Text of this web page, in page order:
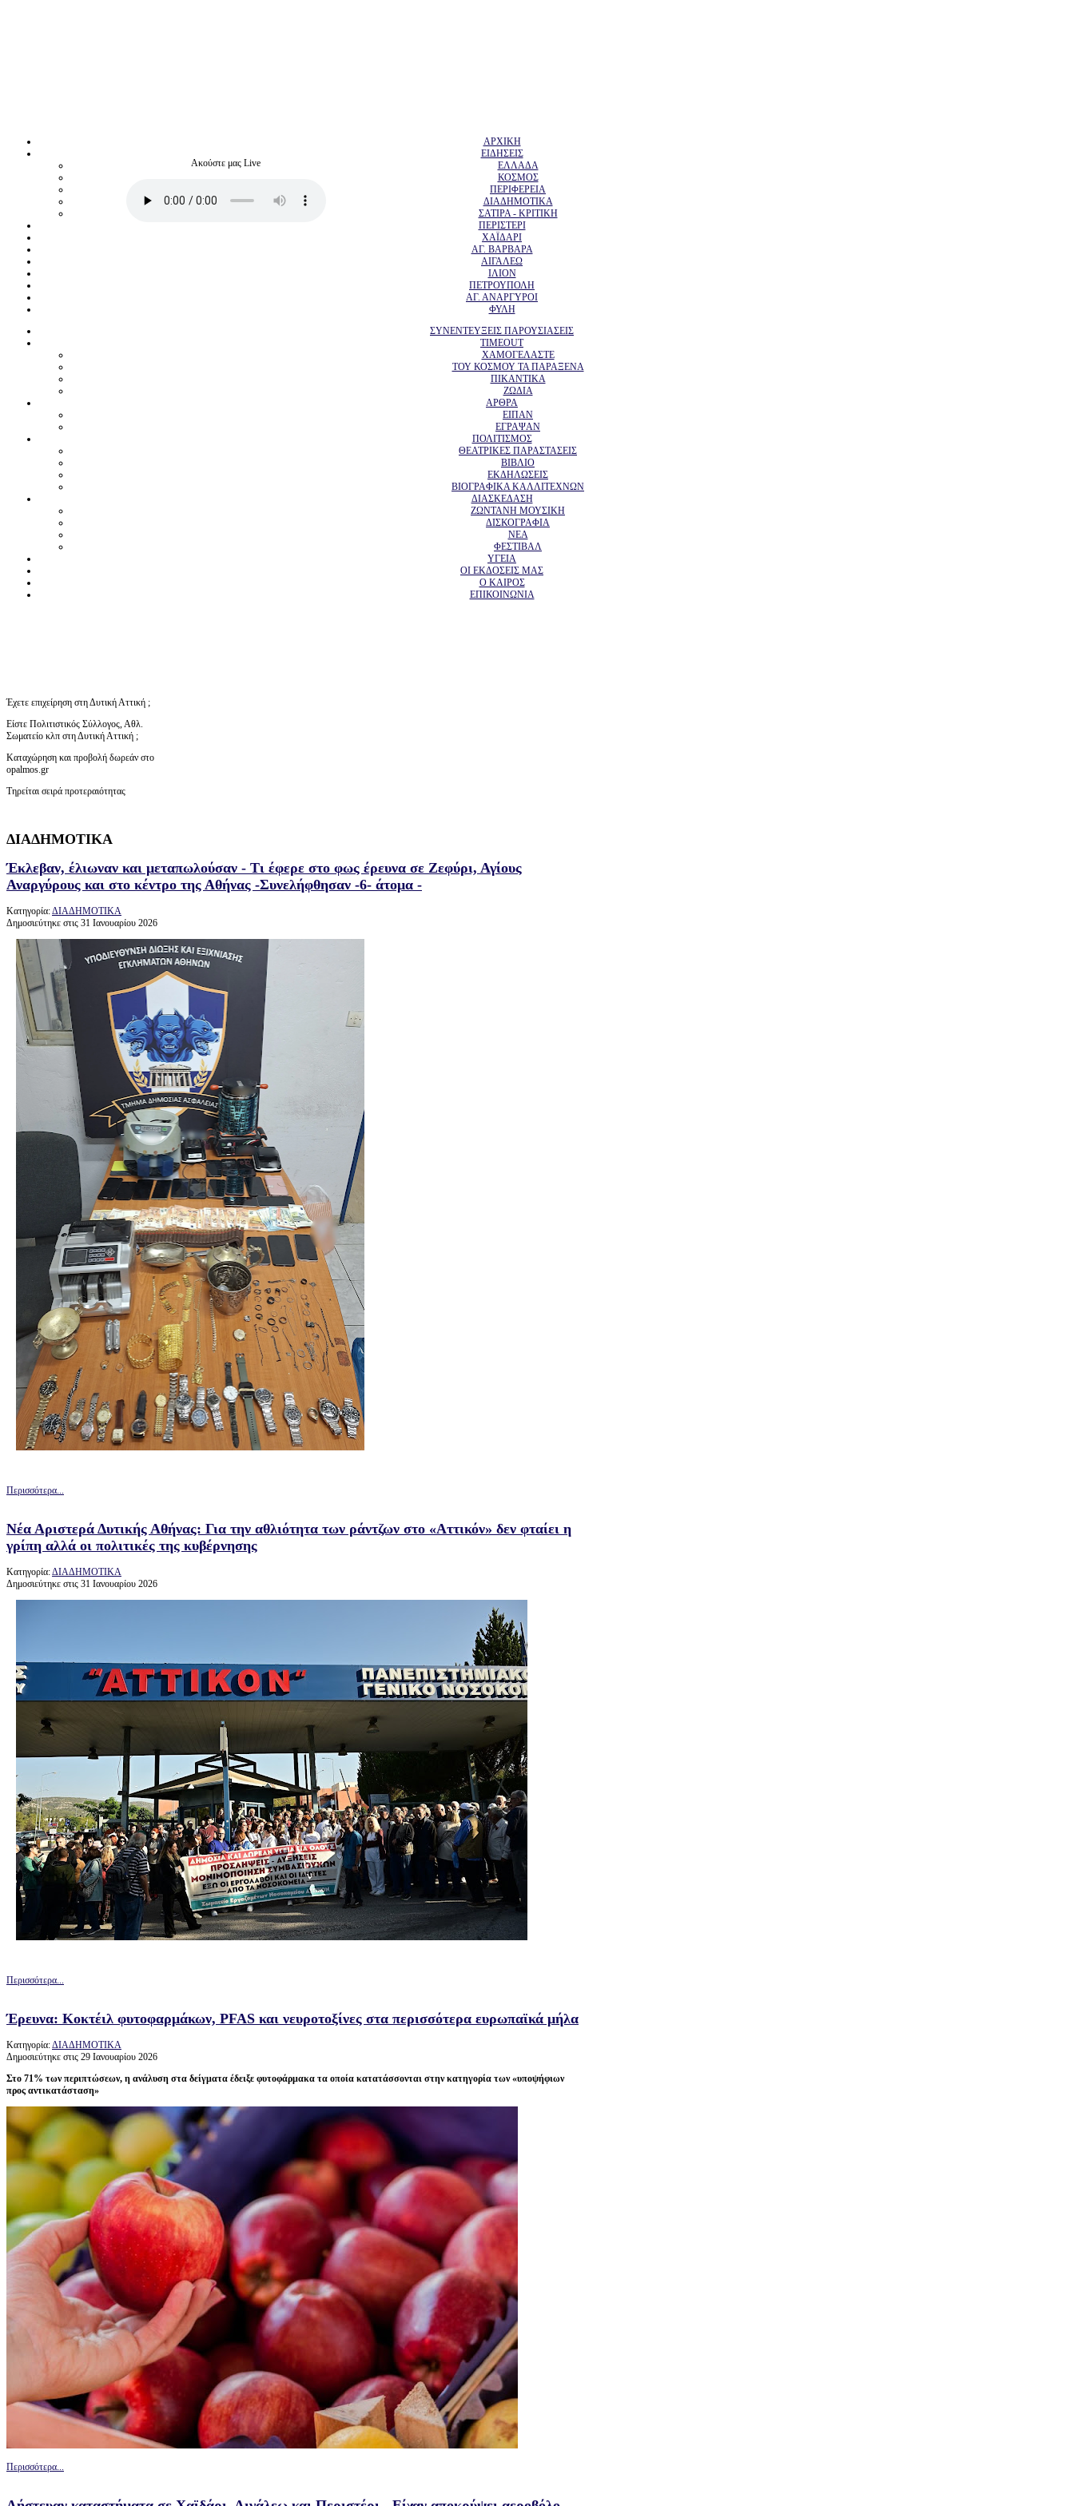
Ακούστε μας Live
ΑΡΧΙΚΗ
ΕΙΔΗΣΕΙΣ
ΕΛΛΑΔΑ
ΚΟΣΜΟΣ
ΠΕΡΙΦΕΡΕΙΑ
ΔΙΑΔΗΜΟΤΙΚΑ
ΣΑΤΙΡΑ - ΚΡΙΤΙΚΗ
ΠΕΡΙΣΤΕΡΙ
ΧΑΪΔΑΡΙ
ΑΓ. ΒΑΡΒΑΡΑ
ΑΙΓΑΛΕΩ
ΙΛΙΟΝ
ΠΕΤΡΟΥΠΟΛΗ
ΑΓ. ΑΝΑΡΓΥΡΟΙ
ΦΥΛΗ
ΣΥΝΕΝΤΕΥΞΕΙΣ ΠΑΡΟΥΣΙΑΣΕΙΣ
TIMEOUT
ΧΑΜΟΓΕΛΑΣΤΕ
ΤΟΥ ΚΟΣΜΟΥ ΤΑ ΠΑΡΑΞΕΝΑ
ΠΙΚΑΝΤΙΚΑ
ΖΩΔΙΑ
ΑΡΘΡΑ
ΕΙΠΑΝ
ΕΓΡΑΨΑΝ
ΠΟΛΙΤΙΣΜΟΣ
ΘΕΑΤΡΙΚΕΣ ΠΑΡΑΣΤΑΣΕΙΣ
ΒΙΒΛΙΟ
ΕΚΔΗΛΩΣΕΙΣ
ΒΙΟΓΡΑΦΙΚΑ ΚΑΛΛΙΤΕΧΝΩΝ
ΔΙΑΣΚΕΔΑΣΗ
ΖΩΝΤΑΝΗ ΜΟΥΣΙΚΗ
ΔΙΣΚΟΓΡΑΦΙΑ
ΝΕΑ
ΦΕΣΤΙΒΑΛ
ΥΓΕΙΑ
ΟΙ ΕΚΔΟΣΕΙΣ ΜΑΣ
Ο ΚΑΙΡΟΣ
ΕΠΙΚΟΙΝΩΝΙΑ
Έχετε επιχείρηση στη Δυτική Αττική ;
Είστε Πολιτιστικός Σύλλογος, Αθλ.
Σωματείο κλπ στη Δυτική Αττική ;
Καταχώρηση και προβολή δωρεάν στο
opalmos.gr
Τηρείται σειρά προτεραιότητας
ΔΙΑΔΗΜΟΤΙΚΑ
Έκλεβαν, έλιωναν και μεταπωλούσαν - Τι έφερε στο φως έρευνα σε Ζεφύρι, Αγίους
Αναργύρους και στο κέντρο της Αθήνας -Συνελήφθησαν -6- άτομα -
Κατηγορία:ΔΙΑΔΗΜΟΤΙΚΑ
Δημοσιεύτηκε στις 31 Ιανουαρίου 2026
Περισσότερα...
Νέα Αριστερά Δυτικής Αθήνας: Για την αθλιότητα των ράντζων στο «Αττικόν» δεν φταίει η
γρίπη αλλά οι πολιτικές της κυβέρνησης
Κατηγορία:ΔΙΑΔΗΜΟΤΙΚΑ
Δημοσιεύτηκε στις 31 Ιανουαρίου 2026
Περισσότερα...
Έρευνα: Κοκτέιλ φυτοφαρμάκων, PFAS και νευροτοξίνες στα περισσότερα ευρωπαϊκά μήλα
Κατηγορία:ΔΙΑΔΗΜΟΤΙΚΑ
Δημοσιεύτηκε στις 29 Ιανουαρίου 2026
Στο 71% των περιπτώσεων, η ανάλυση στα δείγματα έδειξε φυτοφάρμακα τα οποία κατατάσσονται στην κατηγορία των «υποψήφιων
προς αντικατάσταση»
Περισσότερα...